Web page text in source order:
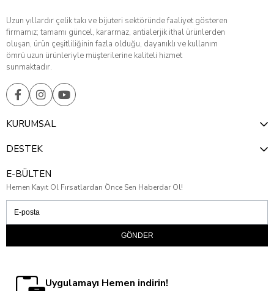
Uzun yıllardır çelik takı ve bijuteri sektöründe faaliyet gösteren
firmamız; tamamı güncel, kararmaz, antialerjik ithal ürünlerden
oluşan, ürün çeşitliliğinin fazla olduğu, dayanıklı ve kullanım
ömrü uzun ürünleriyle müşterilerine kaliteli hizmet
sunmaktadır.
KURUMSAL
DESTEK
E-BÜLTEN
Hemen Kayıt Ol Fırsatlardan Önce Sen Haberdar Ol!
GÖNDER
Uygulamayı Hemen indirin!